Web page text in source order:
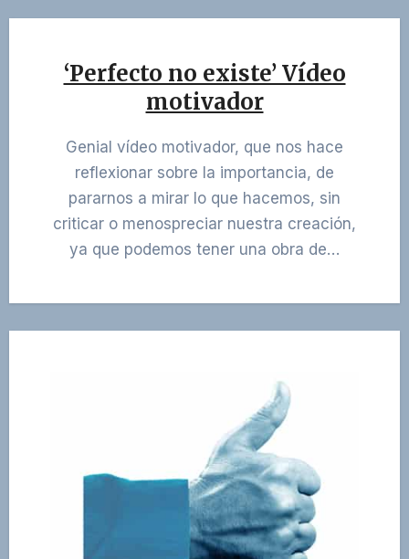
‘Perfecto no existe’ Vídeo
motivador
Genial vídeo motivador, que nos hace
reflexionar sobre la importancia, de
pararnos a mirar lo que hacemos, sin
criticar o menospreciar nuestra creación,
ya que podemos tener una obra de…